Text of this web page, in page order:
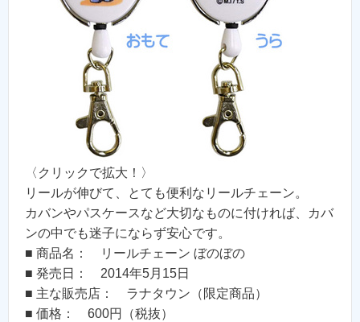
〈クリックで拡大！〉
リールが伸びて、とても便利なリールチェーン。
カバンやパスケースなど大切なものに付ければ、カバ
ンの中でも迷子にならず安心です。
■ 商品名： リールチェーン ぼのぼの
■ 発売日： 2014年5月15日
■ 主な販売店： ラナタウン（限定商品）
■ 価格： 600円（税抜）